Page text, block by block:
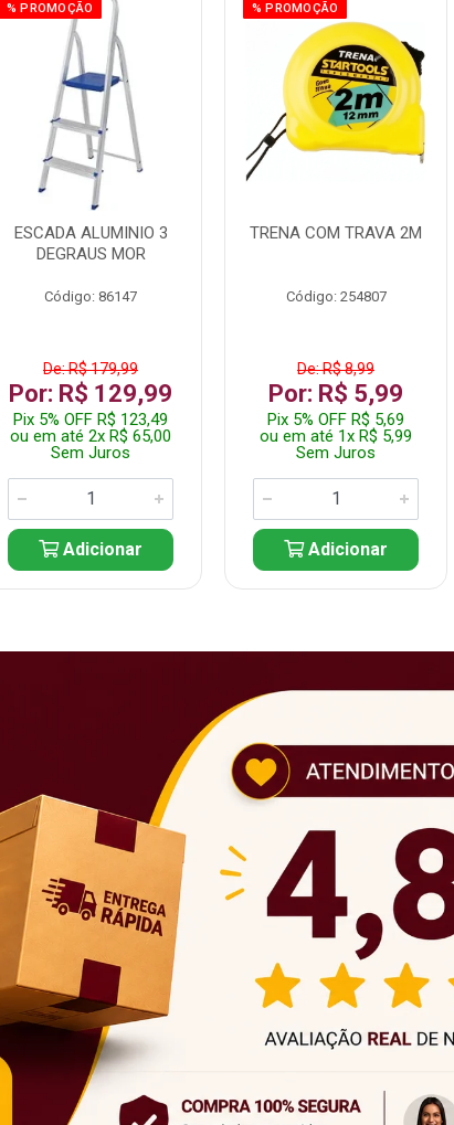
% PROMOÇÃO
ESCADA ALUMINIO 3
DEGRAUS MOR
Código: 86147
De: R$ 179,99
Por: R$ 129,99
Pix 5% OFF R$ 123,49
ou em até 2x R$ 65,00
Sem Juros
Adicionar
% PROMOÇÃO
TRENA COM TRAVA 2M
Código: 254807
De: R$ 8,99
Por: R$ 5,99
Pix 5% OFF R$ 5,69
ou em até 1x R$ 5,99
Sem Juros
Adicionar